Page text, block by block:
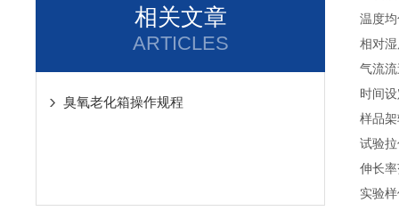
相关文章
ARTICLES
臭氧老化箱操作规程
温度
相对湿
气流流
时间
样品架
试验
伸长
实验